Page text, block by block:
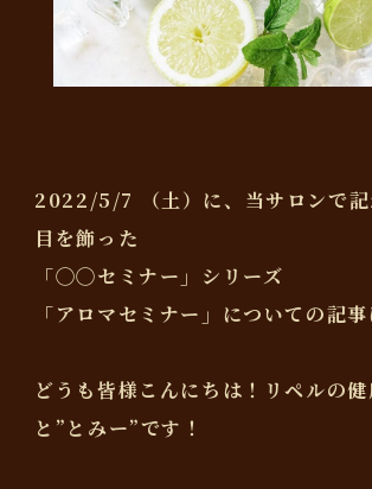
2022/5/7 （土）に、当サロンで記
目を飾った
「◯◯セミナー」シリーズ
「アロマセミナー」についての記
どうも皆様こんにちは！リペルの
と ”とみー”です！